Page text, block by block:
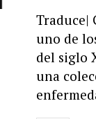
Traduce|
uno de
del siglo
una